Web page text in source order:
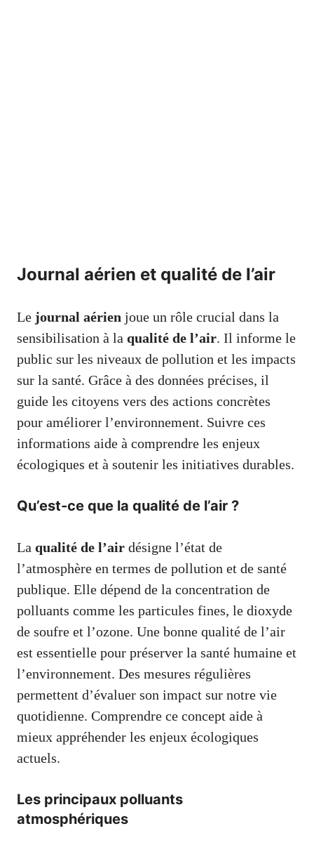
Journal aérien et qualité de l’air
Le journal aérien joue un rôle crucial dans la
sensibilisation à la qualité de l’air. Il informe le
public sur les niveaux de pollution et les impacts
sur la santé. Grâce à des données précises, il
guide les citoyens vers des actions concrètes
pour améliorer l’environnement. Suivre ces
informations aide à comprendre les enjeux
écologiques et à soutenir les initiatives durables.
Qu’est-ce que la qualité de l’air ?
La qualité de l’air désigne l’état de
l’atmosphère en termes de pollution et de santé
publique. Elle dépend de la concentration de
polluants comme les particules fines, le dioxyde
de soufre et l’ozone. Une bonne qualité de l’air
est essentielle pour préserver la santé humaine et
l’environnement. Des mesures régulières
permettent d’évaluer son impact sur notre vie
quotidienne. Comprendre ce concept aide à
mieux appréhender les enjeux écologiques
actuels.
Les principaux polluants
atmosphériques